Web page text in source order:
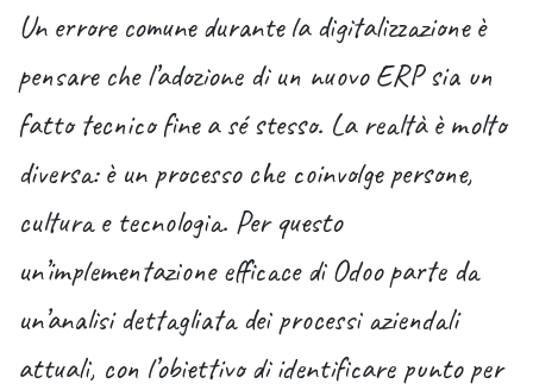
Un errore comune durante la digitalizzazione è
pensare che l’adozione di un nuovo ERP sia un
fatto tecnico fine a sé stesso. La realtà è molto
diversa: è un processo che coinvolge persone,
cultura e tecnologia. Per questo
un’implementazione efficace di Odooparte da
un’analisi dettagliata dei processi aziendali
attuali, con l’obiettivo di identificare punto per